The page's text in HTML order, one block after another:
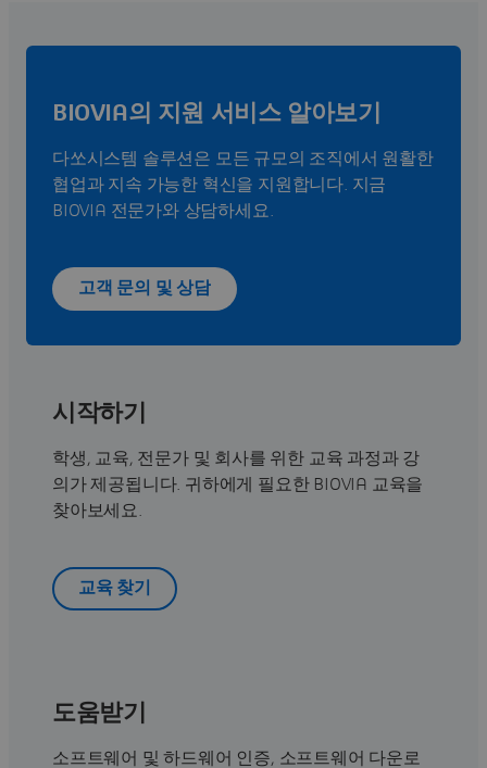
BIOVIA의 지원 서비스 알아보기
다쏘시스템 솔루션은 모든 규모의 조직에서 원활한
협업과 지속 가능한 혁신을 지원합니다. 지금
BIOVIA 전문가와 상담하세요.
고객 문의 및 상담
시작하기
학생, 교육, 전문가 및 회사를 위한 교육 과정과 강
의가 제공됩니다. 귀하에게 필요한 BIOVIA 교육을
찾아보세요.
교육 찾기
도움받기
소프트웨어 및 하드웨어 인증, 소프트웨어 다운로